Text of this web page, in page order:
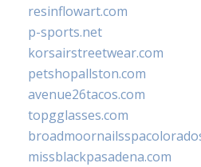
resinflowart.com
p-sports.net
korsairstreetwear.com
petshopallston.com
avenue26tacos.com
topgglasses.com
missblackpasadena.com